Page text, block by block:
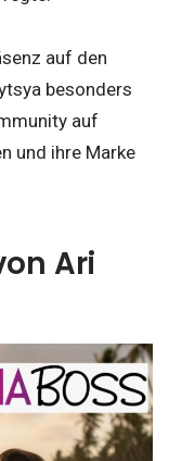
auf den
besonders
auf
und ihre Marke
Ari